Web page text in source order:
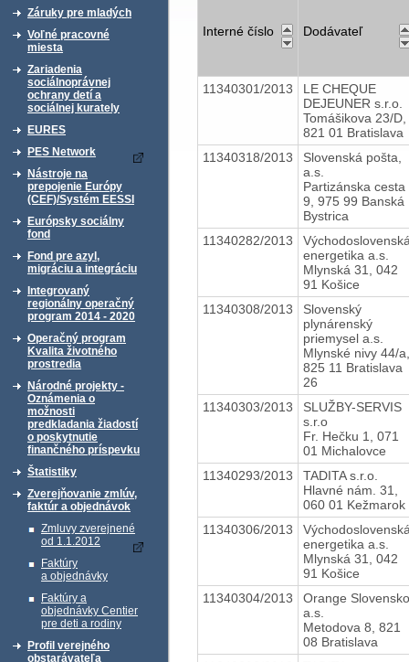
Záruky pre mladých
Voľné pracovné
miesta
Zariadenia
sociálnoprávnej
ochrany detí a
sociálnej kurately
EURES
PES Network
Nástroje na
prepojenie Európy
(CEF)/Systém EESSI
Európsky sociálny
fond
Fond pre azyl,
migráciu a integráciu
Integrovaný
regionálny operačný
program 2014 - 2020
Operačný program
Kvalita životného
prostredia
Národné projekty -
Oznámenia o
možnosti
predkladania žiadostí
o poskytnutie
finančného príspevku
Štatistiky
Zverejňovanie zmlúv,
faktúr a objednávok
Zmluvy zverejnené
od 1.1.2012
Faktúry
a objednávky
Faktúry a
objednávky Centier
pre deti a rodiny
Profil verejného
obstarávateľa
Interné číslo Dodávateľ
11340301/2013
LE CHEQUE
DEJEUNER s.r.o.
Tomášikova 23/D,
821 01 Bratislava
11340318/2013
Slovenská pošta,
a.s.
Partizánska cesta
9, 975 99 Banská
Bystrica
11340282/2013
energetika a.s.
Mlynská 31, 042
91 Košice
11340308/2013
Slovenský
plynárenský
priemysel a.s.
Mlynské nivy 44/a,
825 11 Bratislava
26
11340303/2013
SLUŽBY-SERVIS
s.r.o
Fr. Hečku 1, 071
01 Michalovce
11340293/2013
TADITA s.r.o.
Hlavné nám. 31,
060 01 Kežmarok
11340306/2013
energetika a.s.
Mlynská 31, 042
91 Košice
11340304/2013
Orange Slovensko
a.s.
Metodova 8, 821
08 Bratislava